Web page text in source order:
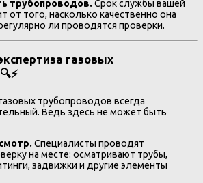
трубопроводов.Срок службы вашей
от того, насколько качественно она
ли проводятся проверки.
газовых
🔍⚡
трубопроводов всегда
Ведь здесь не может быть
Специалисты проводят
на месте: осматривают трубы,
задвижки и другие элементы